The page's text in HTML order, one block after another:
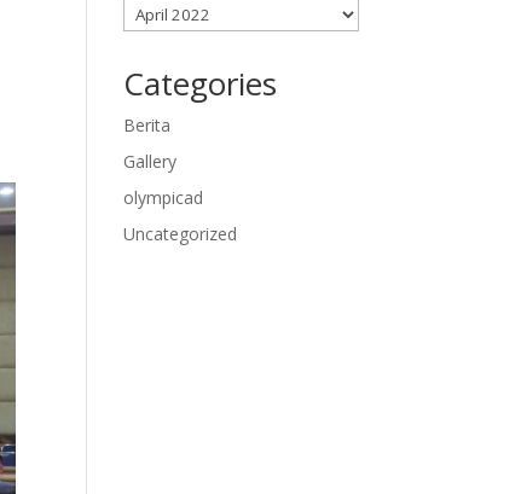
Categories
Berita
Gallery
olympicad
Uncategorized